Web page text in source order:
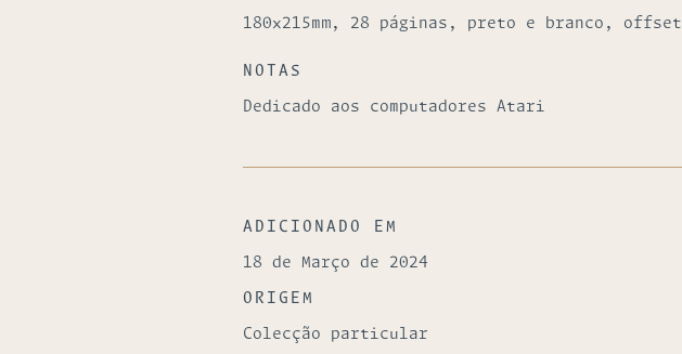
180x215mm, 28 páginas, preto e branco, offset
NOTAS
Dedicado aos computadores Atari
ADICIONADO EM
18 de Março de 2024
ORIGEM
Colecção particular